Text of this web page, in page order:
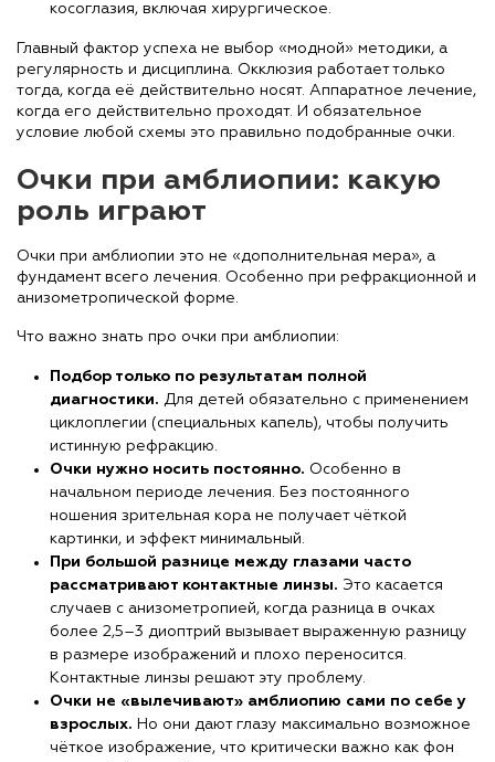
косоглазия, включая хирургическое.
Главный фактор успеха не выбор «модной» методики, а
регулярность и дисциплина. Окклюзия работает только
тогда, когда её действительно носят. Аппаратное лечение,
когда его действительно проходят. И обязательное
условие любой схемы это правильно подобранные очки.
Очки при амблиопии: какую
роль играют
Очки при амблиопии это не «дополнительная мера», а
фундамент всего лечения. Особенно при рефракционной и
анизометропической форме.
Что важно знать про очки при амблиопии:
Подбор только по результатам полной
диагностики. Для детей обязательно с применением
циклоплегии (специальных капель), чтобы получить
истинную рефракцию.
Очки нужно носить постоянно. Особенно в
начальном периоде лечения. Без постоянного
ношения зрительная кора не получает чёткой
картинки, и эффект минимальный.
При большой разнице между глазами часто
рассматривают контактные линзы. Это касается
случаев с анизометропией, когда разница в очках
более 2,5–3 диоптрий вызывает выраженную разницу
в размере изображений и плохо переносится.
Контактные линзы решают эту проблему.
Очки не «вылечивают» амблиопию сами по себе у
взрослых. Но они дают глазу максимально возможное
чёткое изображение, что критически важно как фон